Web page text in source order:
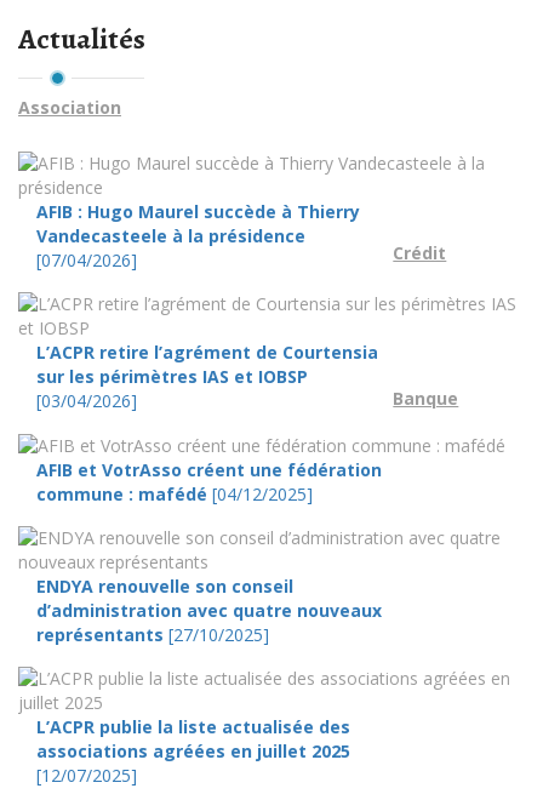
Actualités
Association
AFIB : Hugo Maurel succède à Thierry
Vandecasteele à la présidence
[07/04/2026]
L’ACPR retire l’agrément de Courtensia
sur les périmètres IAS et IOBSP
[03/04/2026]
AFIB et VotrAsso créent une fédération
commune : mafédé [04/12/2025]
ENDYA renouvelle son conseil
d’administration avec quatre nouveaux
représentants [27/10/2025]
L’ACPR publie la liste actualisée des
associations agréées en juillet 2025
[12/07/2025]
Crédit
Banque